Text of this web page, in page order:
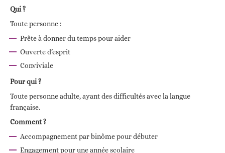
Qui ?
Toute personne :
Prête à donner du temps pour aider
Ouverte d’esprit
Conviviale
Pour qui ?
Toute personne adulte, ayant des difficultés avec la langue
française.
Comment ?
Accompagnement par binôme pour débuter
Engagement pour une année scolaire